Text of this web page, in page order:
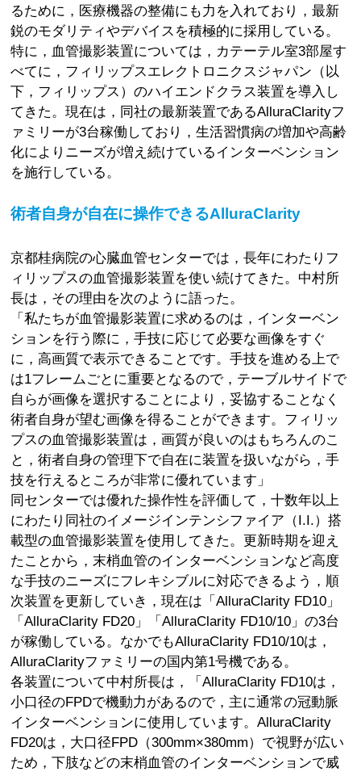
るために，医療機器の整備にも力を入れており，最新
鋭のモダリティやデバイスを積極的に採用している。
特に，血管撮影装置については，カテーテル室3部屋す
べてに，フィリップスエレクトロニクスジャパン（以
下，フィリップス）のハイエンドクラス装置を導入し
てきた。現在は，同社の最新装置であるAlluraClarityフ
ァミリーが3台稼働しており，生活習慣病の増加や高齢
化によりニーズが増え続けているインターベンション
を施行している。
術者自身が自在に操作できるAlluraClarity
京都桂病院の心臓血管センターでは，長年にわたりフ
ィリップスの血管撮影装置を使い続けてきた。中村所
長は，その理由を次のように語った。
「私たちが血管撮影装置に求めるのは，インターベン
ションを行う際に，手技に応じて必要な画像をすぐ
に，高画質で表示できることです。手技を進める上で
は1フレームごとに重要となるので，テーブルサイドで
自らが画像を選択することにより，妥協することなく
術者自身が望む画像を得ることができます。フィリッ
プスの血管撮影装置は，画質が良いのはもちろんのこ
と，術者自身の管理下で自在に装置を扱いながら，手
技を行えるところが非常に優れています」
同センターでは優れた操作性を評価して，十数年以上
にわたり同社のイメージインテンシファイア（I.I.）搭
載型の血管撮影装置を使用してきた。更新時期を迎え
たことから，末梢血管のインターベンションなど高度
な手技のニーズにフレキシブルに対応できるよう，順
次装置を更新していき，現在は「AlluraClarity FD10」
「AlluraClarity FD20」「AlluraClarity FD10/10」の3台
が稼働している。なかでもAlluraClarity FD10/10は，
AlluraClarityファミリーの国内第1号機である。
各装置について中村所長は，「AlluraClarity FD10は，
小口径のFPDで機動力があるので，主に通常の冠動脈
インターベンションに使用しています。AlluraClarity
FD20は，大口径FPD（300mm×380mm）で視野が広い
ため，下肢などの末梢血管のインターベンションで威